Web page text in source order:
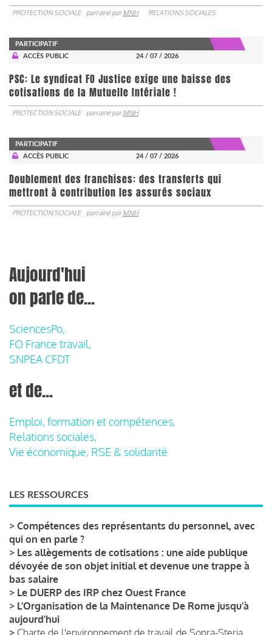
PROTECTION SOCIALE parrainé parMNH RELATIONS SOCIALES
PARTICIPATIF
ACCÈS PUBLIC
24 / 07 / 2026
PSC: Le syndicat FO Justice exige une baisse des
cotisations de la Mutuelle Intériale !
PROTECTION SOCIALE parrainé parMNH
PARTICIPATIF
ACCÈS PUBLIC
24 / 07 / 2026
Doublement des franchises: des transferts qui
mettront à contribution les assurés sociaux
PROTECTION SOCIALE parrainé parMNH
Aujourd'hui
on parle de...
SciencesPo,
FO France travail,
SNPEA CFDT
et de...
Emploi, formation et compétences,
Relations sociales,
Vie économique, RSE & solidarité
LES RESSOURCES
> Compétences des représentants du personnel, avec
qui on en parle ?
> Les allègements de cotisations : une aide publique
dévoyée de son objet initial et devenue une trappe à
bas salaire
> Le DUERP des IRP chez Ouest France
> L’Organisation de la Maintenance De Rome jusqu’à
aujourd’hui
> Charte de l'environnement de travail de Sopra-Steria